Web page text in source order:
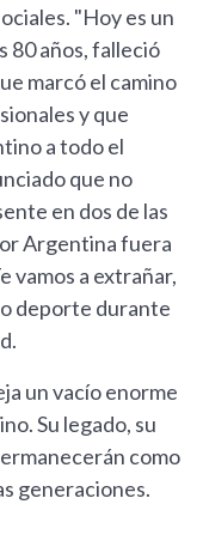
"Hoy es un
80 años, falleció
marcó el camino
y que
a todo el
que no
en dos de las
Argentina fuera
vamos a extrañar,
deporte durante
un vacío enorme
Su legado, su
como
generaciones.